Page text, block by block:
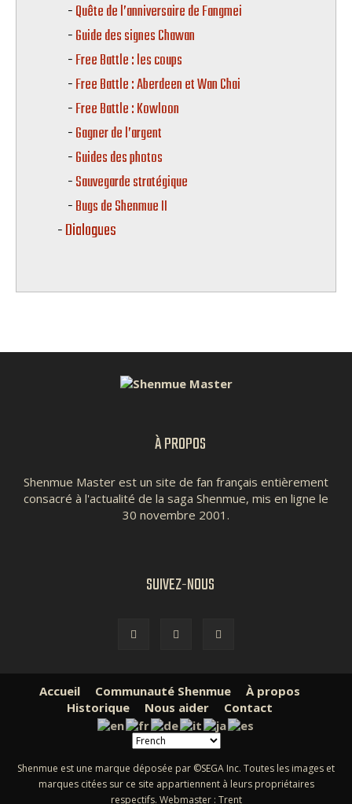
Quête de l’anniversaire de Fangmei
Guide des signes Chawan
Free Battle : les coups
Free Battle : Aberdeen et Wan Chai
Free Battle : Kowloon
Gagner de l’argent
Guides des photos
Sauvegarde stratégique
Bugs de Shenmue II
Dialogues
À PROPOS
Shenmue Master est un site de fan français entièrement
consacré à l'actualité de la saga Shenmue, mis en ligne le
30 novembre 2001.
SUIVEZ-NOUS
Accueil Communauté Shenmue
À propos
Historique
Nous aider Contact
Shenmue est une marque déposée par ©SEGA Inc. Toutes les images et
marques citées sur ce site appartiennent à leurs propriétaires
respectifs. Webmaster : Trent